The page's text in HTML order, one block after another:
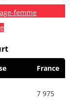
femme
France
7 975